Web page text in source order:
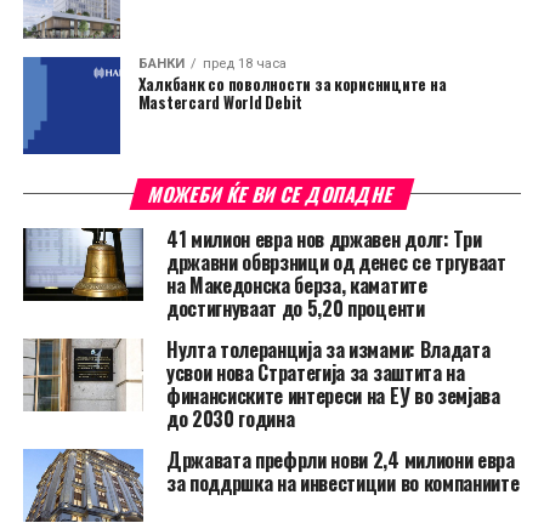
БАНКИ пред 18 часа
Халкбанк со поволности за корисниците на
Mastercard World Debit
МОЖЕБИ ЌЕ ВИ СЕ ДОПАДНЕ
41 милион евра нов државен долг: Три
државни обврзници од денес се тргуваат
на Македонска берза, каматите
достигнуваат до 5,20 проценти
Нулта толеранција за измами: Владата
усвои нова Стратегија за заштита на
финансиските интереси на ЕУ во земјава
до 2030 година
Државата префрли нови 2,4 милиони евра
за поддршка на инвестиции во компаниите